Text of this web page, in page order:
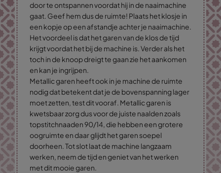
door te ontspannen voordat hij in de naaimachine
gaat. Geef hem dus de ruimte! Plaats het klosje in
een kopje op een afstandje achter je naaimachine.
Het voordeel is dat het garen van de klos de tijd
krijgt voordat het bij de machine is. Verder als het
toch in de knoop dreigt te gaan zie het aankomen
en kan je ingrijpen.
Metallic garen heeft ook in je machine de ruimte
nodig dat betekent dat je de bovenspanning lager
moet zetten, test dit vooraf. Metallic garen is
kwetsbaar zorg dus voor de juiste naalden zoals
topstitchnaaden 90/14, die hebben een grotere
oogruimte en daar glijdt het garen soepel
doorheen. Tot slot laat de machine langzaam
werken, neem de tijd en geniet van het werken
met dit mooie garen.